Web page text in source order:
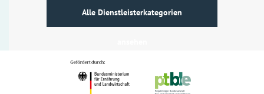
Alle Dienstleisterkategorien